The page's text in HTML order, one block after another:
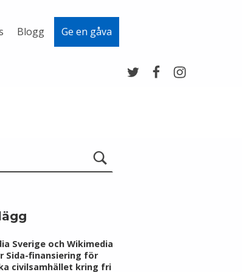
Blogg Ge en gåva
Sverige och Wikimedia
Sida-finansiering för
civilsamhället kring fri